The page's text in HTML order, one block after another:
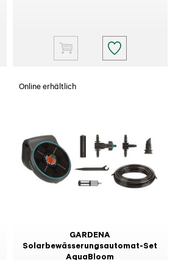
Online erhältlich
GARDENA
Solarbewässerungsautomat-Set
AquaBloom